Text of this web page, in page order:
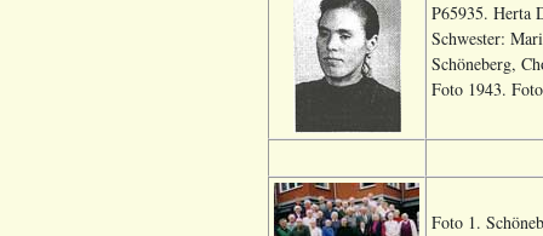
P65935. Herta
Schwester:
Schöneberg,
Foto 1943.
Foto 1.